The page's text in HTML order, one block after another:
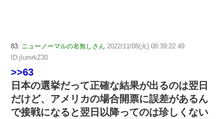
83: ニューノーマルの名無しさん 2022/11/08(火) 08:39:22.49
ID:jIumrkZ30
>>63
日本の選挙だって正確な結果が出るのは翌日
だけど、アメリカの場合開票に誤差があるん
で接戦になると翌日以降ってのは珍しくない